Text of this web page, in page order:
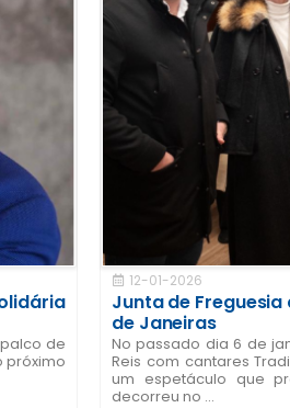
de
próximo
12-01-2026
Junta de Freguesia
de Janeiras
No passado dia 6 de
Reis com cantares
um espetáculo que
decorreu no ...